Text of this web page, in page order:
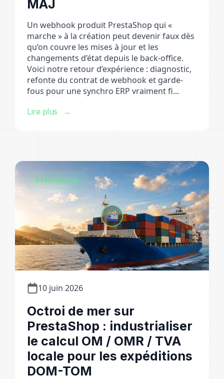
MAJ
Un webhook produit PrestaShop qui «
marche » à la création peut devenir faux dès
qu’on couvre les mises à jour et les
changements d’état depuis le back-office.
Voici notre retour d’expérience : diagnostic,
refonte du contrat de webhook et garde-
fous pour une synchro ERP vraiment fi...
Lire plus
Prestashop
10 juin 2026
Octroi de mer sur
PrestaShop : industrialiser
le calcul OM / OMR / TVA
locale pour les expéditions
DOM-TOM